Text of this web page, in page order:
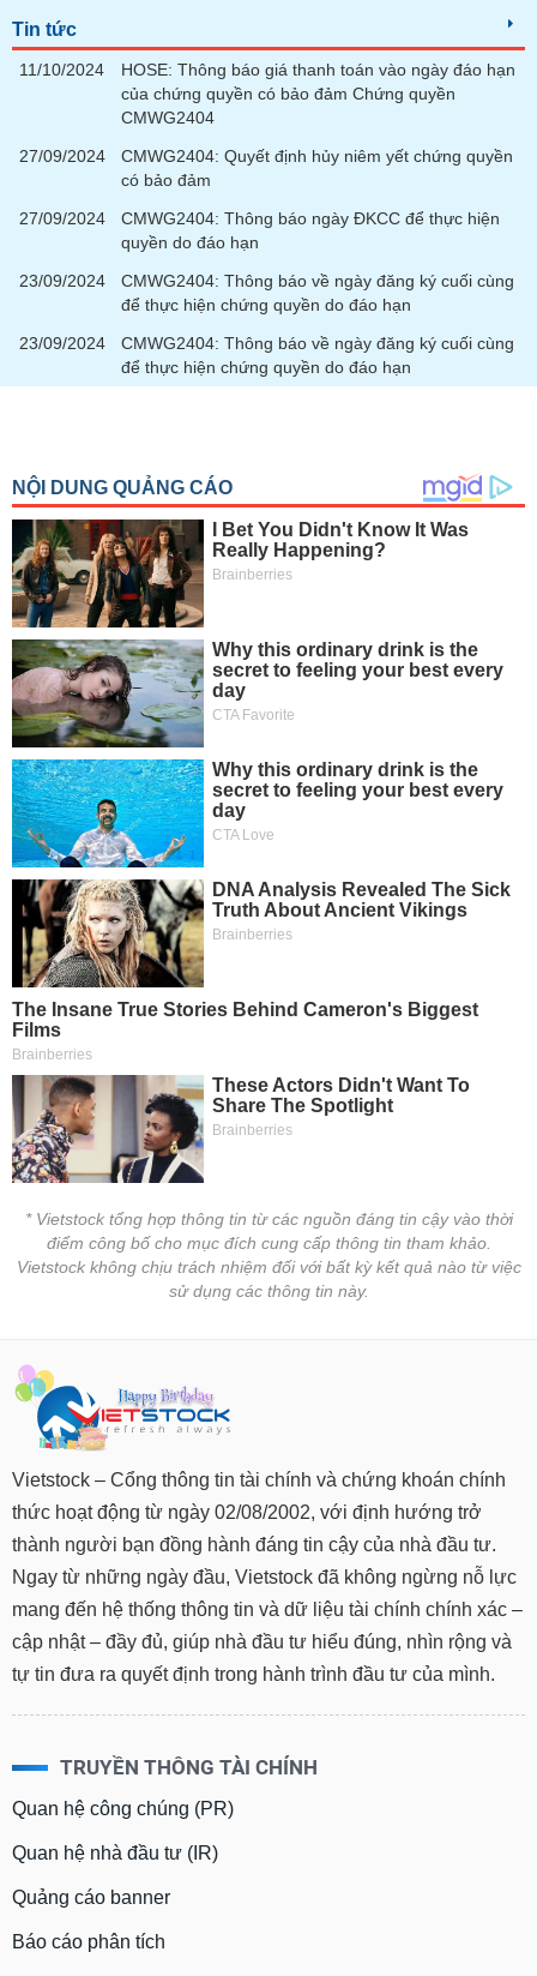
Tin tức
11/10/2024
HOSE: Thông báo giá thanh toán vào ngày đáo hạn
của chứng quyền có bảo đảm Chứng quyền
CMWG2404
27/09/2024
CMWG2404: Quyết định hủy niêm yết chứng quyền
có bảo đảm
27/09/2024
CMWG2404: Thông báo ngày ĐKCC để thực hiện
quyền do đáo hạn
23/09/2024
CMWG2404: Thông báo về ngày đăng ký cuối cùng
để thực hiện chứng quyền do đáo hạn
23/09/2024
CMWG2404: Thông báo về ngày đăng ký cuối cùng
để thực hiện chứng quyền do đáo hạn
* Vietstock tổng hợp thông tin từ các nguồn đáng tin cậy vào thời
điểm công bố cho mục đích cung cấp thông tin tham khảo.
Vietstock không chịu trách nhiệm đối với bất kỳ kết quả nào từ việc
sử dụng các thông tin này.
Vietstock – Cổng thông tin tài chính và chứng khoán chính
thức hoạt động từ ngày 02/08/2002, với định hướng trở
thành người bạn đồng hành đáng tin cậy của nhà đầu tư.
Ngay từ những ngày đầu, Vietstock đã không ngừng nỗ lực
mang đến hệ thống thông tin và dữ liệu tài chính chính xác –
cập nhật – đầy đủ, giúp nhà đầu tư hiểu đúng, nhìn rộng và
tự tin đưa ra quyết định trong hành trình đầu tư của mình.
TRUYỀN THÔNG TÀI CHÍNH
Quan hệ công chúng (PR)
Quan hệ nhà đầu tư (IR)
Quảng cáo banner
Báo cáo phân tích
chính